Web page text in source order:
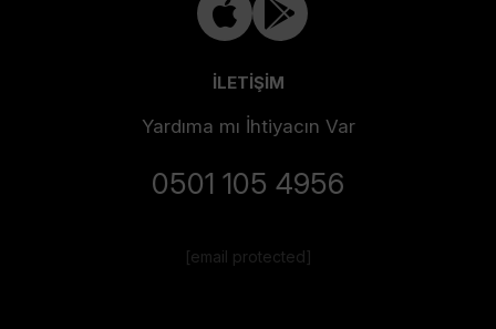
İLETİŞİM
Yardıma mı İhtiyacın Var
0501 105 4956
[email protected]